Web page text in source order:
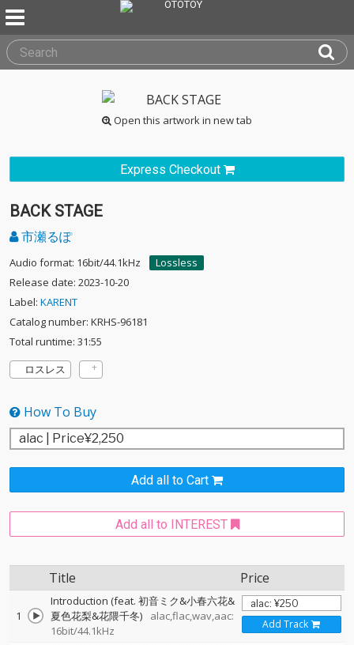
Open this artwork in new tab
Express Checkout
BACK STAGE
市瀬るぽ
Audio format: 16bit/44.1kHz
Lossless
Release date: 2023-10-20
Label: KARENT
Catalog number: KRHS-96181
Total runtime: 31:55
ロスレス
How To Buy
Add all to Cart
Add all to INTEREST
Title Price
1
Introduction (feat. 初音ミク&小春六花&
夏色花梨&花隈千冬)
alac,flac,wav,aac:
16bit/44.1kHz
Add Track